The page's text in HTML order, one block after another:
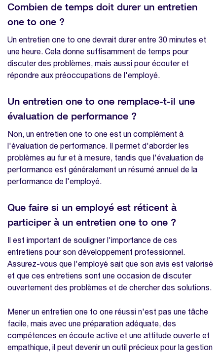
Combien de temps doit durer un entretien
one to one ?
Un entretien one to one devrait durer entre 30 minutes et
une heure. Cela donne suffisamment de temps pour
discuter des problèmes, mais aussi pour écouter et
répondre aux préoccupations de l'employé.
Un entretien one to one remplace-t-il une
évaluation de performance ?
Non, un entretien one to one est un complément à
l'évaluation de performance. Il permet d'aborder les
problèmes au fur et à mesure, tandis que l'évaluation de
performance est généralement un résumé annuel de la
performance de l'employé.
Que faire si un employé est réticent à
participer à un entretien one to one ?
Il est important de souligner l'importance de ces
entretiens pour son développement professionnel.
Assurez-vous que l'employé sait que son avis est valorisé
et que ces entretiens sont une occasion de discuter
ouvertement des problèmes et de chercher des solutions.
Mener un entretien one to one réussi n'est pas une tâche
facile, mais avec une préparation adéquate, des
compétences en écoute active et une attitude ouverte et
empathique, il peut devenir un outil précieux pour la gestion